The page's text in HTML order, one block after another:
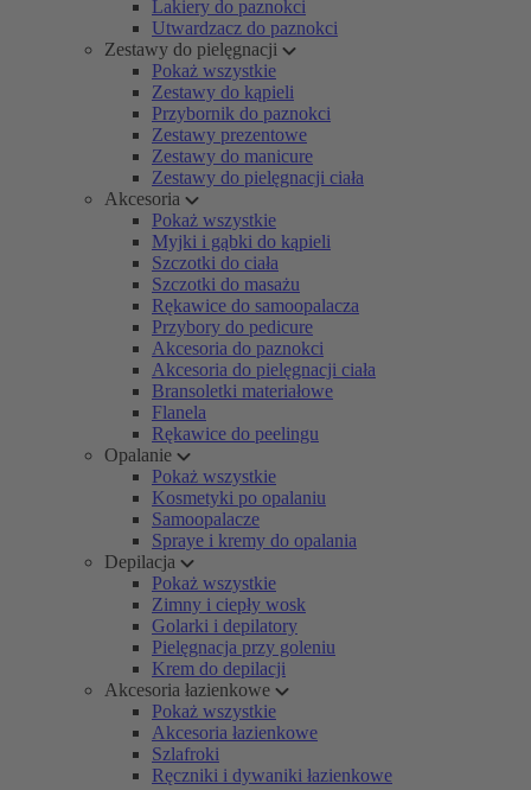
Lakiery do paznokci
Utwardzacz do paznokci
Zestawy do pielęgnacji
Pokaż wszystkie
Zestawy do kąpieli
Przybornik do paznokci
Zestawy prezentowe
Zestawy do manicure
Zestawy do pielęgnacji ciała
Akcesoria
Pokaż wszystkie
Myjki i gąbki do kąpieli
Szczotki do ciała
Szczotki do masażu
Rękawice do samoopalacza
Przybory do pedicure
Akcesoria do paznokci
Akcesoria do pielęgnacji ciała
Bransoletki materiałowe
Flanela
Rękawice do peelingu
Opalanie
Pokaż wszystkie
Kosmetyki po opalaniu
Samoopalacze
Spraye i kremy do opalania
Depilacja
Pokaż wszystkie
Zimny i ciepły wosk
Golarki i depilatory
Pielęgnacja przy goleniu
Krem do depilacji
Akcesoria łazienkowe
Pokaż wszystkie
Akcesoria łazienkowe
Szlafroki
Ręczniki i dywaniki łazienkowe